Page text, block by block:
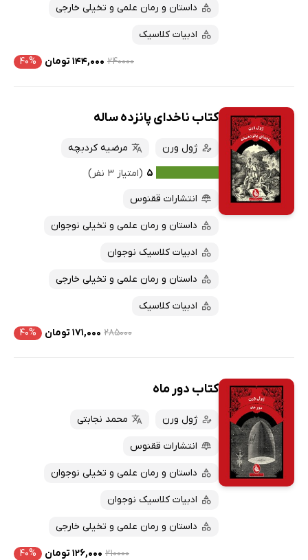
داستان و رمان علمی و تخیلی خارجی
ادبیات کلاسیک
۲۴۰۰۰۰ ۱۴۴,۰۰۰ تومان ۴۰%
کتاب ناخدای پانزده ساله
ژول ورن
مرضیه کردبچه
۵ (امتیاز ۳ نفر)
انتشارات ققنوس
داستان و رمان علمی و تخیلی نوجوان
ادبیات کلاسیک نوجوان
داستان و رمان علمی و تخیلی خارجی
ادبیات کلاسیک
۲۸۵۰۰۰ ۱۷۱,۰۰۰ تومان ۴۰%
کتاب دور ماه
ژول ورن محمد نجابتی
انتشارات ققنوس
داستان و رمان علمی و تخیلی نوجوان
ادبیات کلاسیک نوجوان
داستان و رمان علمی و تخیلی خارجی
۲۱۰۰۰۰ ۱۲۶,۰۰۰ تومان ۴۰%